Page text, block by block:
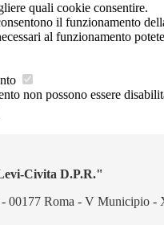
quali cookie consentire.
il funzionamento
al funzionamento
non possono essere
Civita D.P.R."
- 00177 Roma - V Municipio -